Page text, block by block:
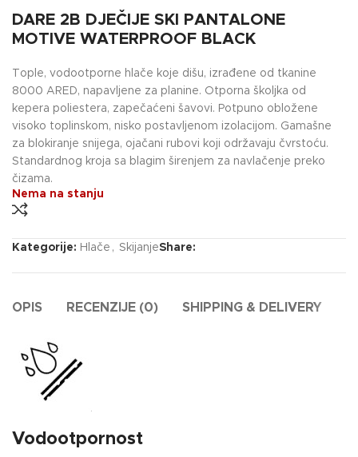
DARE 2B DJEČIJE SKI PANTALONE
MOTIVE WATERPROOF BLACK
Tople, vodootporne hlače koje dišu, izrađene od tkanine
8000 ARED, napavljene za planine. Otporna školjka od
kepera poliestera, zapečaćeni šavovi. Potpuno obložene
visoko toplinskom, nisko postavljenom izolacijom. Gamašne
za blokiranje snijega, ojačani rubovi koji održavaju čvrstoću.
Standardnog kroja sa blagim širenjem za navlačenje preko
čizama.
Nema na stanju
Kategorije: Hlače , SkijanjeShare:
OPIS RECENZIJE (0) SHIPPING & DELIVERY
Vodootpornost